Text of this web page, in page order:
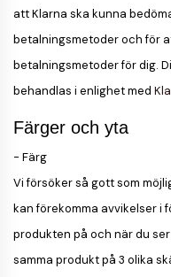
att Klarna ska kunna
betalningsmetoder och för
betalningsmetoder för dig.
behandlas i enlighet med
Färger och yta
- Färg
Vi försöker så gott som
kan förekomma avvikelser i
produkten på och när du
samma produkt på 3 olika